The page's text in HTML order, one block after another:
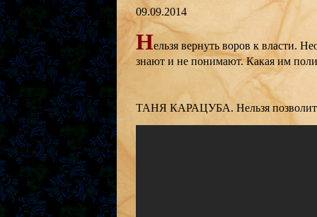
09.09.2014
Нельзя вернуть воров к власти.
знают и не понимают. Какая им
ТАНЯ КАРАЦУБА. Нельзя позволить